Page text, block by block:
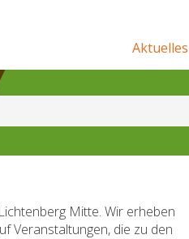
Aktuelles
Mitte. Wir erheben
Veranstaltungen, die zu den